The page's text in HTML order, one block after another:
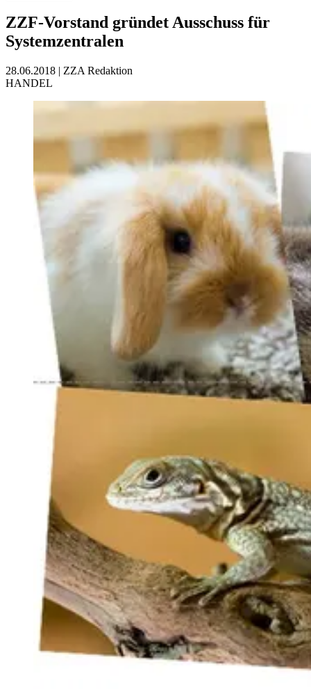
ZZF-Vorstand gründet Ausschuss für
Systemzentralen
28.06.2018 | ZZA Redaktion
HANDEL